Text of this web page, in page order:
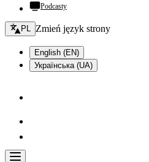
Podcasty
Zmień język - bieżący:
PL Zmień język strony
English (EN)
Українська (UA)